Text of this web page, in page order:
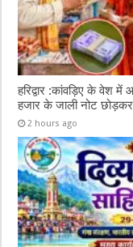
हरिद्वार :कांवड़िए के वेश में
हजार के जाली नोट
2 hours ago